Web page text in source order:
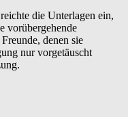
die Unterlagen ein,
vorübergehende
denen sie
nur vorgetäuscht